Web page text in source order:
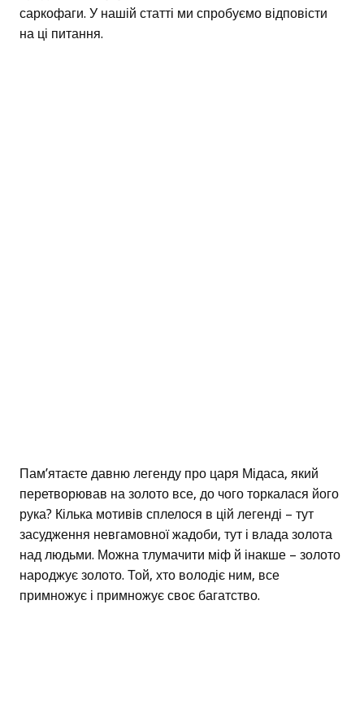
саркофаги. У нашій статті ми спробуємо відповісти
на ці питання.
Пам’ятаєте давню легенду про царя Мідаса, який
перетворював на золото все, до чого торкалася його
рука? Кілька мотивів сплелося в цій легенді – тут
засудження невгамовної жадоби, тут і влада золота
над людьми. Можна тлумачити міф й інакше – золото
народжує золото. Той, хто володіє ним, все
примножує і примножує своє багатство.